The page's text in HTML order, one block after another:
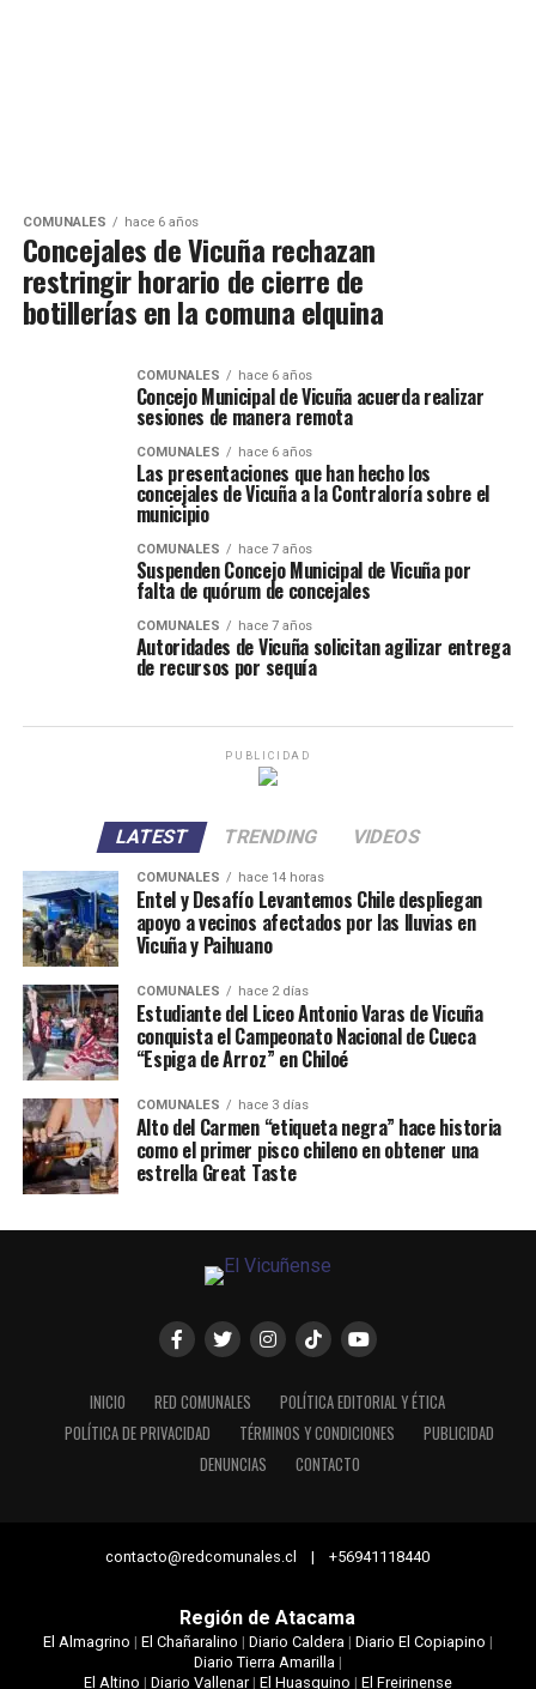
COMUNALES hace 6 años
Concejales de Vicuña rechazan
restringir horario de cierre de
botillerías en la comuna elquina
COMUNALES hace 6 años
Concejo Municipal de Vicuña acuerda realizar
sesiones de manera remota
COMUNALES hace 6 años
Las presentaciones que han hecho los
concejales de Vicuña a la Contraloría sobre el
municipio
COMUNALES hace 7 años
Suspenden Concejo Municipal de Vicuña por
falta de quórum de concejales
COMUNALES hace 7 años
Autoridades de Vicuña solicitan agilizar entrega
de recursos por sequía
PUBLICIDAD
LATEST TRENDING VIDEOS
COMUNALES hace 14 horas
Entel y Desafío Levantemos Chile despliegan
apoyo a vecinos afectados por las lluvias en
Vicuña y Paihuano
COMUNALES hace 2 días
Estudiante del Liceo Antonio Varas de Vicuña
conquista el Campeonato Nacional de Cueca
“Espiga de Arroz” en Chiloé
COMUNALES hace 3 días
Alto del Carmen “etiqueta negra” hace historia
como el primer pisco chileno en obtener una
estrella Great Taste
INICIO RED COMUNALES
POLÍTICA EDITORIAL Y ÉTICA
POLÍTICA DE PRIVACIDAD
TÉRMINOS Y CONDICIONES
PUBLICIDAD
DENUNCIAS
CONTACTO
contacto@redcomunales.cl | +56941118440
Región de Atacama
El Almagrino | El Chañaralino | Diario Caldera| Diario El Copiapino |
Diario Tierra Amarilla|
El Altino | Diario Vallenar| El Huasquino | El Freirinense